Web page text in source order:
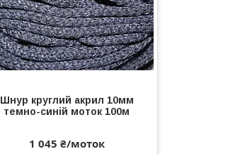
Шнур круглий акрил 10мм
темно-синій моток 100м
1 045 ₴/моток